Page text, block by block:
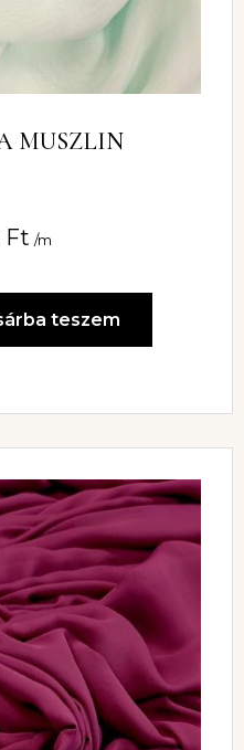
MUSZLIN
Ft /m
teszem